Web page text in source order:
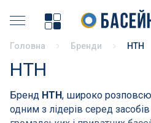
Хімія для басейну
Накриття басейнів
Бортовий камінь
Головна Бренди HTH
HTH
Бренд HTH, широко
одним з лідерів серед